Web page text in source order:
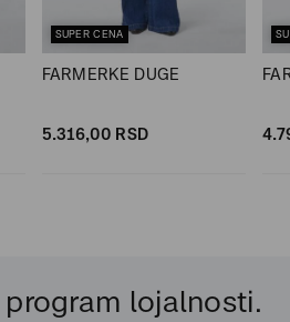
SUPER CENA
FARMERKE DUGE
5.316,00 RSD
lojalnosti.